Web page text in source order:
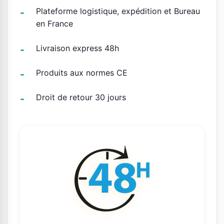
Plateforme logistique, expédition et Bureau
en France
Livraison express 48h
Produits aux normes CE
Droit de retour 30 jours